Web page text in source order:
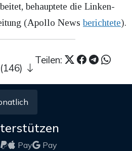
behauptete die Linken-
(Apollo Newsberichtete).
Teilen:
Pay
Pay